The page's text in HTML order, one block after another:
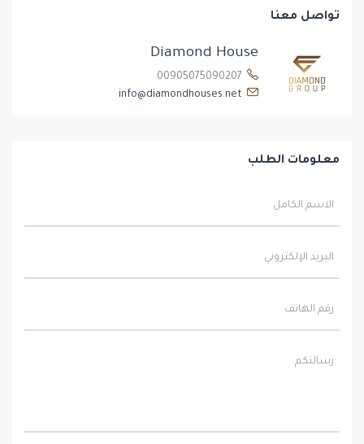
تواصل معنا
Diamond House
info@diamondhouses.net
معلومات الطلب